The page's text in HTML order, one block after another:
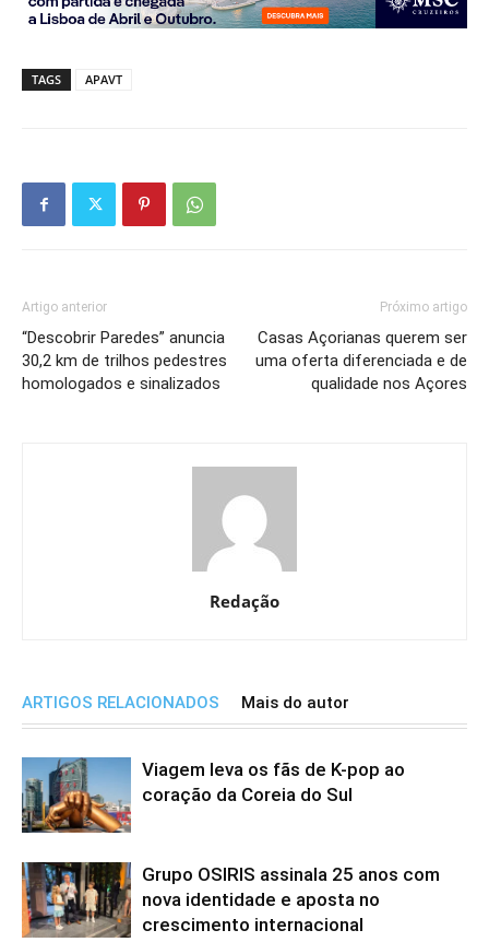
TAGS APAVT
Artigo anterior
“Descobrir Paredes” anuncia
30,2 km de trilhos pedestres
homologados e sinalizados
Próximo artigo
Casas Açorianas querem ser
uma oferta diferenciada e de
qualidade nos Açores
Redação
ARTIGOS RELACIONADOS Mais do autor
Viagem leva os fãs de K-pop ao
coração da Coreia do Sul
Grupo OSIRIS assinala 25 anos com
nova identidade e aposta no
crescimento internacional